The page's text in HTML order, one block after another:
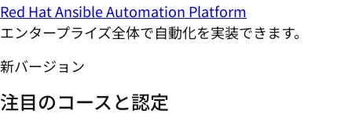
Red Hat Ansible Automation Platform
エンタープライズ全体で自動化を実装できます。
新バージョン
注目のコースと認定